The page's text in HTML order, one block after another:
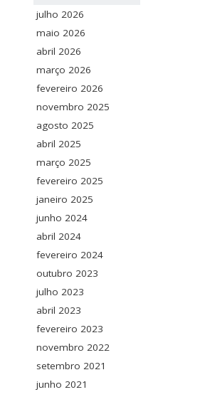
julho 2026
maio 2026
abril 2026
março 2026
fevereiro 2026
novembro 2025
agosto 2025
abril 2025
março 2025
fevereiro 2025
janeiro 2025
junho 2024
abril 2024
fevereiro 2024
outubro 2023
julho 2023
abril 2023
fevereiro 2023
novembro 2022
setembro 2021
junho 2021